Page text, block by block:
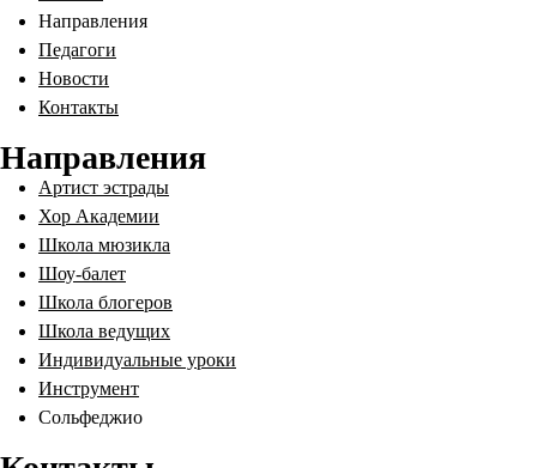
Направления
Педагоги
Новости
Контакты
Направления
Артист эстрады
Хор Академии
Школа мюзикла
Шоу-балет
Школа блогеров
Школа ведущих
Индивидуальные уроки
Инструмент
Сольфеджио